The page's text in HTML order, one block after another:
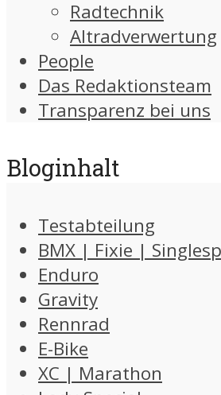
Radtechnik
Altradverwertung
People
Das Redaktionsteam
Transparenz bei uns
Bloginhalt
Testabteilung
BMX | Fixie |
Enduro
Gravity
Rennrad
E-Bike
XC | Marathon